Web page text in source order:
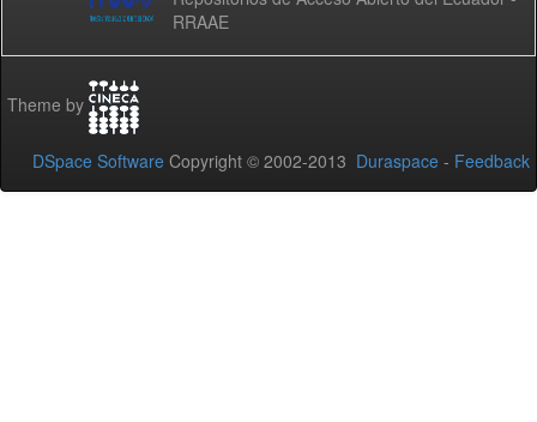
RRAAE
Theme by
DSpace Software Copyright © 2002-2013 Duraspace - Feedback